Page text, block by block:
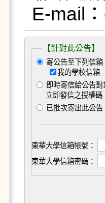
【針對此公告
寄公告至下列信箱
我的學校信箱
即時寄信給公告對
立即發信之授權碼
已批次寄出此公
東華大學信箱帳號：
東華大學信箱密碼：